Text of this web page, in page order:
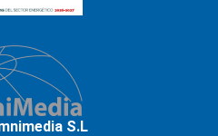
S.L